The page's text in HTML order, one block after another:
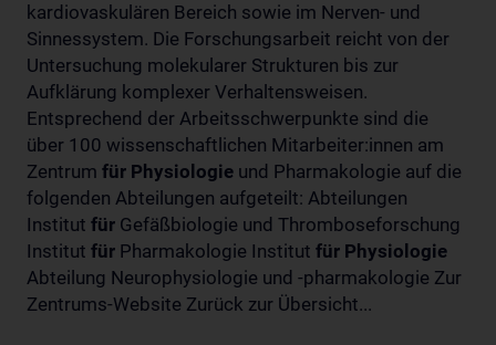
kardiovaskulären Bereich sowie im Nerven- und
Sinnessystem. Die Forschungsarbeit reicht von der
Untersuchung molekularer Strukturen bis zur
Aufklärung komplexer Verhaltensweisen.
Entsprechend der Arbeitsschwerpunkte sind die
über 100 wissenschaftlichen Mitarbeiter:innen am
Zentrum für Physiologie und Pharmakologie auf die
folgenden Abteilungen aufgeteilt: Abteilungen
Institut für Gefäßbiologie und Thromboseforschung
Institut für Pharmakologie Institut für Physiologie
Abteilung Neurophysiologie und -pharmakologie Zur
Zentrums-Website Zurück zur Übersicht...